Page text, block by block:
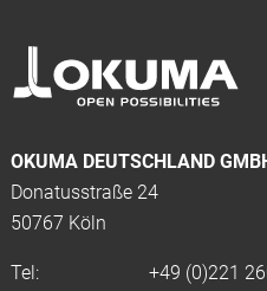
OKUMA DEUTSCHLAND
Donatusstraße 24
50767 Köln
Tel: +49 (0)221